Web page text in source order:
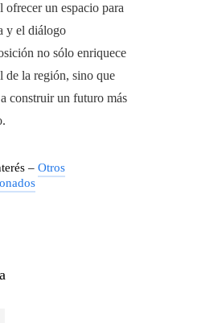
ofrecer un espacio para
y el diálogo
no sólo enriquece
de la región, sino que
construir un futuro más
– Otros